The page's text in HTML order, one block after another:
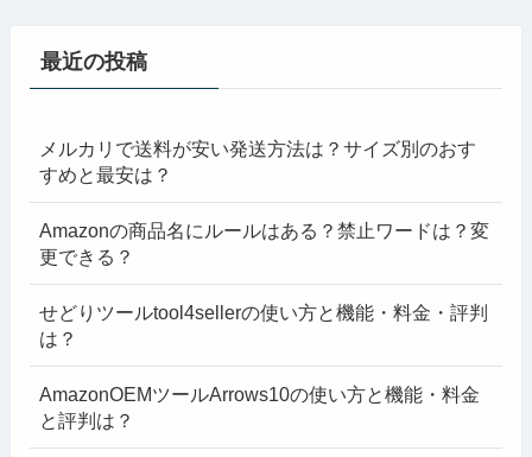
最近の投稿
メルカリで送料が安い発送方法は？サイズ別のおす
すめと最安は？
Amazonの商品名にルールはある？禁止ワードは？変
更できる？
せどりツールtool4sellerの使い方と機能・料金・評判
は？
AmazonOEMツールArrows10の使い方と機能・料金
と評判は？